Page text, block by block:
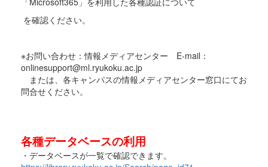
を確認ください。
※お問い合わせ：情報メディアセンター E-mail：
onlinesupport@ml.ryukoku.ac.jp
または、各キャンパスの情報メディアセンター窓口にてお
問合せください。
各種データベースの利用
・データベースが一覧で確認できます。